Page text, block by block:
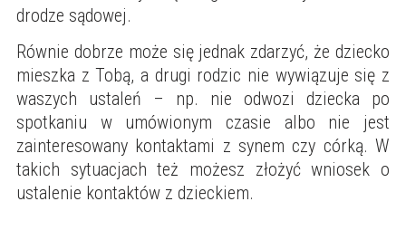
drodze sądowej.
Równie dobrze może się jednak zdarzyć, że dziecko
mieszka z Tobą, a drugi rodzic nie wywiązuje się z
waszych ustaleń – np. nie odwozi dziecka po
spotkaniu w umówionym czasie albo nie jest
zainteresowany kontaktami z synem czy córką. W
takich sytuacjach też możesz złożyć wniosek o
ustalenie kontaktów z dzieckiem.